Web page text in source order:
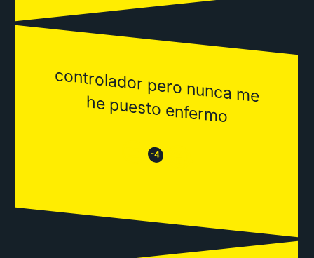
controlador pero nunca m
e
he puesto enferm
o
😒 -4 😂